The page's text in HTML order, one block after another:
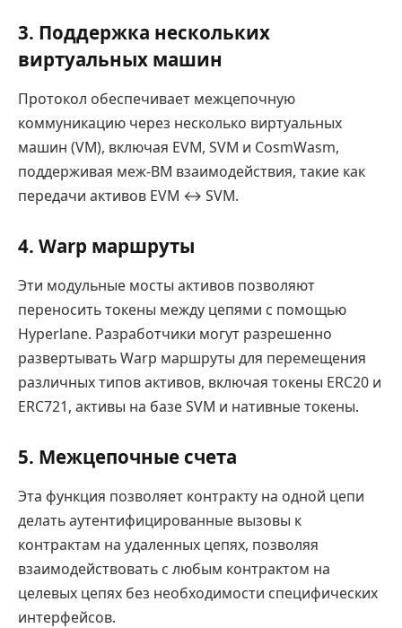
3. Поддержка нескольких
виртуальных машин
Протокол обеспечивает межцепочную
коммуникацию через несколько виртуальных
машин (VM), включая EVM, SVM и CosmWasm,
поддерживая меж-ВМ взаимодействия, такие как
передачи активов EVM ↔ SVM.
4. Warp маршруты
Эти модульные мосты активов позволяют
переносить токены между цепями с помощью
Hyperlane. Разработчики могут разрешенно
развертывать Warp маршруты для перемещения
различных типов активов, включая токены ERC20 и
ERC721, активы на базе SVM и нативные токены.
5. Межцепочные счета
Эта функция позволяет контракту на одной цепи
делать аутентифицированные вызовы к
контрактам на удаленных цепях, позволяя
взаимодействовать с любым контрактом на
целевых цепях без необходимости специфических
интерфейсов.